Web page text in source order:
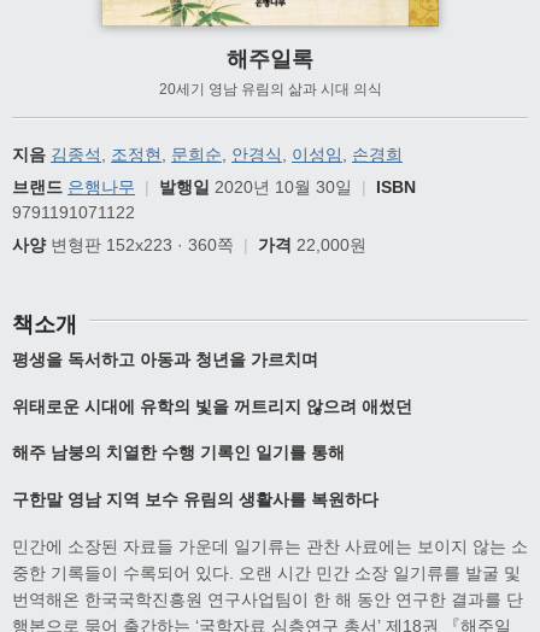
해주일록
20세기 영남 유림의 삶과 시대 의식
지음 김종석 조정현 문희순 안경식 이성임
손경희
브랜드 은행나무 | 발행일 2020년 10월 30일 |
ISBN
9791191071122
사양변형판 152x223 · 360쪽 | 가격 22,000원
책소개
평생을 독서하고 아동과 청년을 가르치며
위태로운 시대에 유학의 빛을 꺼트리지 않으려 애썼던
해주 남붕의 치열한 수행 기록인 일기를 통해
구한말 영남 지역 보수 유림의 생활사를 복원하다
민간에 소장된 자료들 가운데 일기류는 관찬 사료에는 보이지 않는 소
중한 기록들이 수록되어 있다. 오랜 시간 민간 소장 일기류를 발굴 및
번역해온 한국국학진흥원 연구사업팀이 한 해 동안 연구한 결과를 단
행본으로 묶어 출간하는 ‘국학자료 심층연구 총서’ 제18권 『해주일